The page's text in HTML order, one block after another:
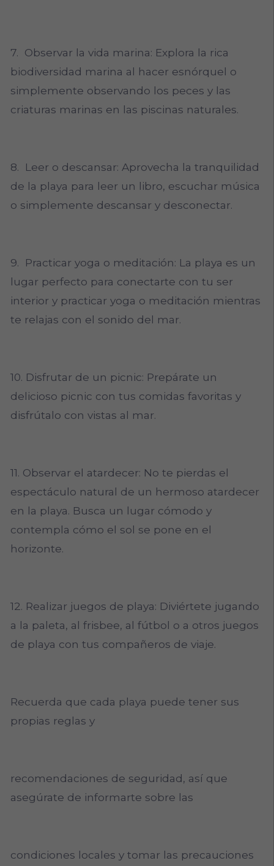
7. Observar la vida marina: Explora la rica
biodiversidad marina al hacer esnórquel o
simplemente observando los peces y las
criaturas marinas en las piscinas naturales.
8. Leer o descansar: Aprovecha la tranquilidad
de la playa para leer un libro, escuchar música
o simplemente descansar y desconectar.
9. Practicar yoga o meditación: La playa es un
lugar perfecto para conectarte con tu ser
interior y practicar yoga o meditación mientras
te relajas con el sonido del mar.
10. Disfrutar de un picnic: Prepárate un
delicioso picnic con tus comidas favoritas y
disfrútalo con vistas al mar.
11. Observar el atardecer: No te pierdas el
espectáculo natural de un hermoso atardecer
en la playa. Busca un lugar cómodo y
contempla cómo el sol se pone en el
horizonte.
12. Realizar juegos de playa: Diviértete jugando
a la paleta, al frisbee, al fútbol o a otros juegos
de playa con tus compañeros de viaje.
Recuerda que cada playa puede tener sus
propias reglas y
recomendaciones de seguridad, así que
asegúrate de informarte sobre las
condiciones locales y tomar las precauciones